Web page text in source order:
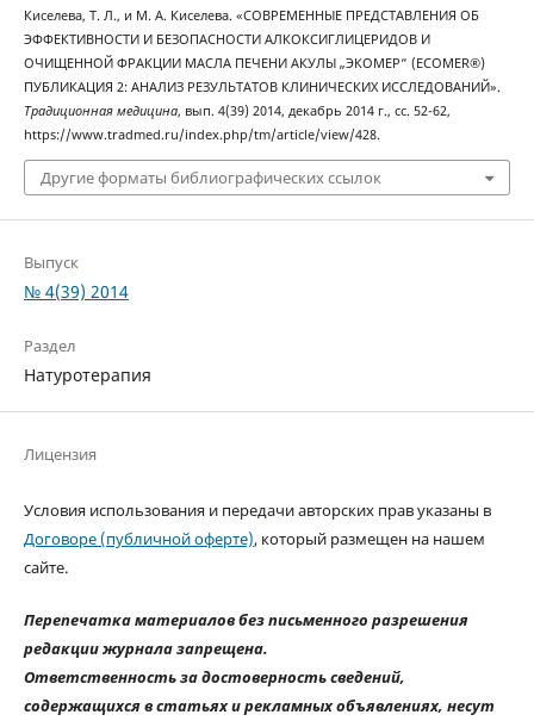
Киселева, Т. Л., и М. А. Киселева. «СОВРЕМЕННЫЕ ПРЕДСТАВЛЕНИЯ ОБ
ЭФФЕКТИВНОСТИ И БЕЗОПАСНОСТИ АЛКОКСИГЛИЦЕРИДОВ И
ОЧИЩЕННОЙ ФРАКЦИИ МАСЛА ПЕЧЕНИ АКУЛЫ „ЭКОМЕР“ (ECOMER®)
ПУБЛИКАЦИЯ 2: АНАЛИЗ РЕЗУЛЬТАТОВ КЛИНИЧЕСКИХ ИССЛЕДОВАНИЙ».
Традиционная медицина, вып. 4(39) 2014, декабрь 2014 г., сс. 52-62,
https://www.tradmed.ru/index.php/tm/article/view/428.
Другие форматы библиографических ссылок
Выпуск
№ 4(39) 2014
Раздел
Натуротерапия
Лицензия
Условия использования и передачи авторских прав указаны в
Договоре (публичной оферте), который размещен на нашем
сайте.
Перепечатка материалов без письменного разрешения
редакции журнала запрещена.
Ответственность за достоверность сведений,
содержащихся в статьях и рекламных объявлениях, несут